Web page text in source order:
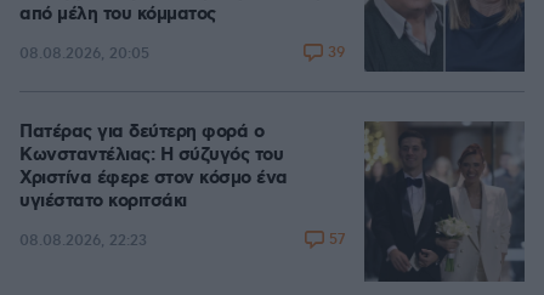
από μέλη του κόμματος
08.08.2026, 20:05 39
Πατέρας για δεύτερη φορά ο
Κωνσταντέλιας: Η σύζυγός του
Χριστίνα έφερε στον κόσμο ένα
υγιέστατο κοριτσάκι
08.08.2026, 22:23 57